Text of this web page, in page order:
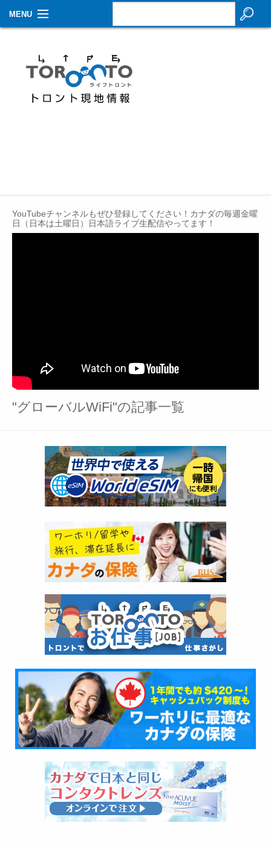
MENU
生活情報
その他
YouTubeチャンネルもぜひ登録してください！カナダの毎週金曜
日（日本は土曜日）日本語ライブ生配信やってます！
"グローバルWiFi"の記事一覧